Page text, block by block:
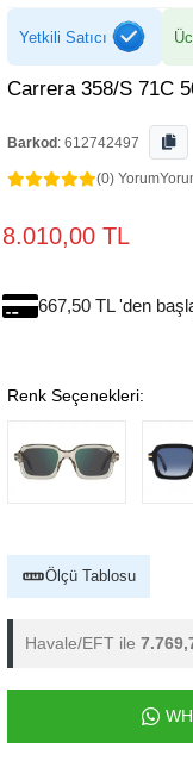
Yetkili Satıcı
Carrera 358/S 71C
Barkod : 612742497
(0) Yorum
8.010,00 TL
667,50 TL 'den
Renk Seçenekleri:
Ölçü Tablosu
Havale/EFT ile